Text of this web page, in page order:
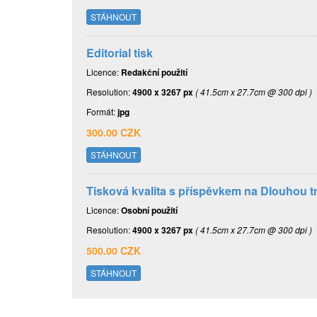
STÁHNOUT
Editorial tisk
Licence: Redakční použití
Resolution:4900 x 3267 px( 41.5cm x 27.7cm @ 300 dpi )
Formát:jpg
300.00 CZK
STÁHNOUT
Tisková kvalita s příspěvkem na Dlouhou
Licence:Osobní použití
Resolution:4900 x 3267 px( 41.5cm x 27.7cm @ 300 dpi )
500.00 CZK
STÁHNOUT